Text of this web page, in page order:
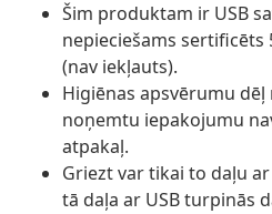
Šim produktam ir USB
nepieciešams sertificēts
(nav iekļauts).
Higiēnas apsvērumu
noņemtu iepakojumu
atpakaļ.
Griezt var tikai to daļu
tā daļa ar USB turpinās